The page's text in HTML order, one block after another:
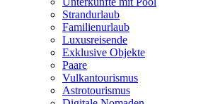
Strandurlaub
Familienurlaub
Luxusreisende
Exklusive Objekte
Paare
Vulkantourismus
Astrotourismus